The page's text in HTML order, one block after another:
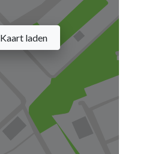
Kaart laden